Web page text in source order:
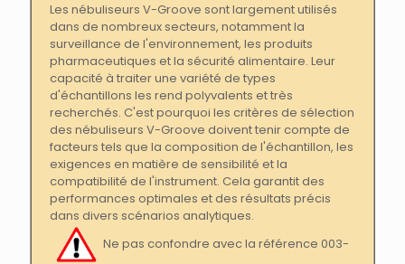
Les nébuliseurs V-Groove sont largement utilisés
dans de nombreux secteurs, notamment la
surveillance de l'environnement, les produits
pharmaceutiques et la sécurité alimentaire. Leur
capacité à traiter une variété de types
d'échantillons les rend polyvalents et très
recherchés. C'est pourquoi les critères de sélection
des nébuliseurs V-Groove doivent tenir compte de
facteurs tels que la composition de l'échantillon, les
exigences en matière de sensibilité et la
compatibilité de l'instrument. Cela garantit des
performances optimales et des résultats précis
dans divers scénarios analytiques.
Ne pas confondre avec la référence 003-